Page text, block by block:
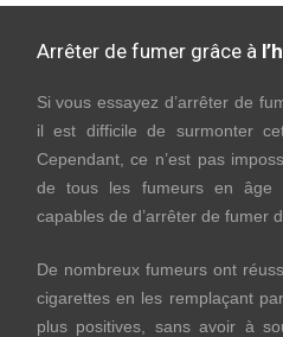
Arrêter de fumer grâce à
Si vous essayez d’arrêter de
il est difficile de surmonter
Cependant, ce n’est pas
de tous les fumeurs en
capables de d’arrêter de fumer
De nombreux fumeurs ont
cigarettes en les remplaçant
plus positives, sans avoir à